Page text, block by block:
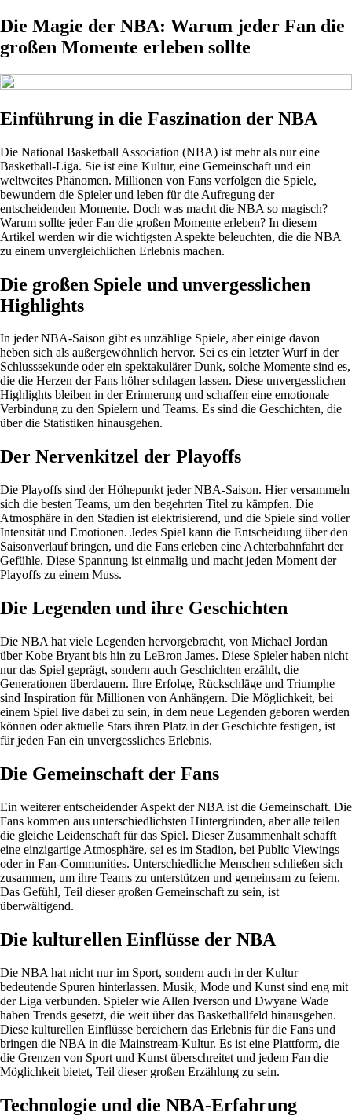
Die Magie der NBA: Warum jeder Fan die
großen Momente erleben sollte
Einführung in die Faszination der NBA
Die National Basketball Association (NBA) ist mehr als nur eine
Basketball-Liga. Sie ist eine Kultur, eine Gemeinschaft und ein
weltweites Phänomen. Millionen von Fans verfolgen die Spiele,
bewundern die Spieler und leben für die Aufregung der
entscheidenden Momente. Doch was macht die NBA so magisch?
Warum sollte jeder Fan die großen Momente erleben? In diesem
Artikel werden wir die wichtigsten Aspekte beleuchten, die die NBA
zu einem unvergleichlichen Erlebnis machen.
Die großen Spiele und unvergesslichen
Highlights
In jeder NBA-Saison gibt es unzählige Spiele, aber einige davon
heben sich als außergewöhnlich hervor. Sei es ein letzter Wurf in der
Schlusssekunde oder ein spektakulärer Dunk, solche Momente sind es,
die die Herzen der Fans höher schlagen lassen. Diese unvergesslichen
Highlights bleiben in der Erinnerung und schaffen eine emotionale
Verbindung zu den Spielern und Teams. Es sind die Geschichten, die
über die Statistiken hinausgehen.
Der Nervenkitzel der Playoffs
Die Playoffs sind der Höhepunkt jeder NBA-Saison. Hier versammeln
sich die besten Teams, um den begehrten Titel zu kämpfen. Die
Atmosphäre in den Stadien ist elektrisierend, und die Spiele sind voller
Intensität und Emotionen. Jedes Spiel kann die Entscheidung über den
Saisonverlauf bringen, und die Fans erleben eine Achterbahnfahrt der
Gefühle. Diese Spannung ist einmalig und macht jeden Moment der
Playoffs zu einem Muss.
Die Legenden und ihre Geschichten
Die NBA hat viele Legenden hervorgebracht, von Michael Jordan
über Kobe Bryant bis hin zu LeBron James. Diese Spieler haben nicht
nur das Spiel geprägt, sondern auch Geschichten erzählt, die
Generationen überdauern. Ihre Erfolge, Rückschläge und Triumphe
sind Inspiration für Millionen von Anhängern. Die Möglichkeit, bei
einem Spiel live dabei zu sein, in dem neue Legenden geboren werden
können oder aktuelle Stars ihren Platz in der Geschichte festigen, ist
für jeden Fan ein unvergessliches Erlebnis.
Die Gemeinschaft der Fans
Ein weiterer entscheidender Aspekt der NBA ist die Gemeinschaft. Die
Fans kommen aus unterschiedlichsten Hintergründen, aber alle teilen
die gleiche Leidenschaft für das Spiel. Dieser Zusammenhalt schafft
eine einzigartige Atmosphäre, sei es im Stadion, bei Public Viewings
oder in Fan-Communities. Unterschiedliche Menschen schließen sich
zusammen, um ihre Teams zu unterstützen und gemeinsam zu feiern.
Das Gefühl, Teil dieser großen Gemeinschaft zu sein, ist
überwältigend.
Die kulturellen Einflüsse der NBA
Die NBA hat nicht nur im Sport, sondern auch in der Kultur
bedeutende Spuren hinterlassen. Musik, Mode und Kunst sind eng mit
der Liga verbunden. Spieler wie Allen Iverson und Dwyane Wade
haben Trends gesetzt, die weit über das Basketballfeld hinausgehen.
Diese kulturellen Einflüsse bereichern das Erlebnis für die Fans und
bringen die NBA in die Mainstream-Kultur. Es ist eine Plattform, die
die Grenzen von Sport und Kunst überschreitet und jedem Fan die
Möglichkeit bietet, Teil dieser großen Erzählung zu sein.
Technologie und die NBA-Erfahrung